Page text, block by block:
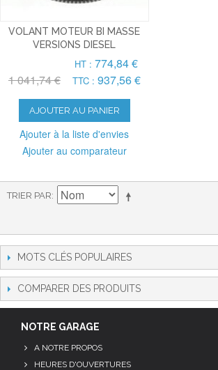
VOLANT MOTEUR BI MASSE
VERSIONS DIESEL
1 041,74 €
HT : 774,84 €
TTC : 937,56 €
AJOUTER AU PANIER
Ajouter à la liste d'envies
Ajouter au comparateur
TRIER PAR
MOTS CLÉS POPULAIRES
COMPARER DES PRODUITS
NOTRE GARAGE
A NOTRE PROPOS
HEURES D'OUVERTURES